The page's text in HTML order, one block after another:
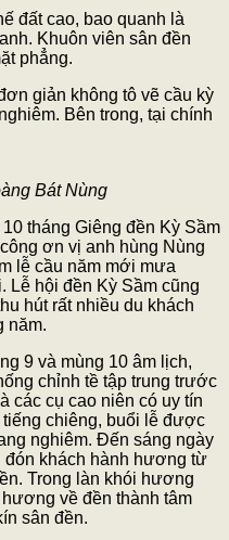
đất cao, bao quanh là
Khuôn viên sân đền
phẳng.
giản không tô vẽ cầu kỳ
Bên trong, tại chính
Bát Nùng
tháng Giêng đền Kỳ Sầm
ơn vị anh hùng Nùng
lễ cầu năm mới mưa
Lễ hội đền Kỳ Sầm cũng
hút rất nhiều du khách
năm.
9 và mùng 10 âm lịch,
chỉnh tề tập trung trước
các cụ cao niên có uy tín
chiêng, buổi lễ được
nghiêm. Đến sáng ngày
đón khách hành hương từ
Trong làn khói hương
về đền thành tâm
sân đền.